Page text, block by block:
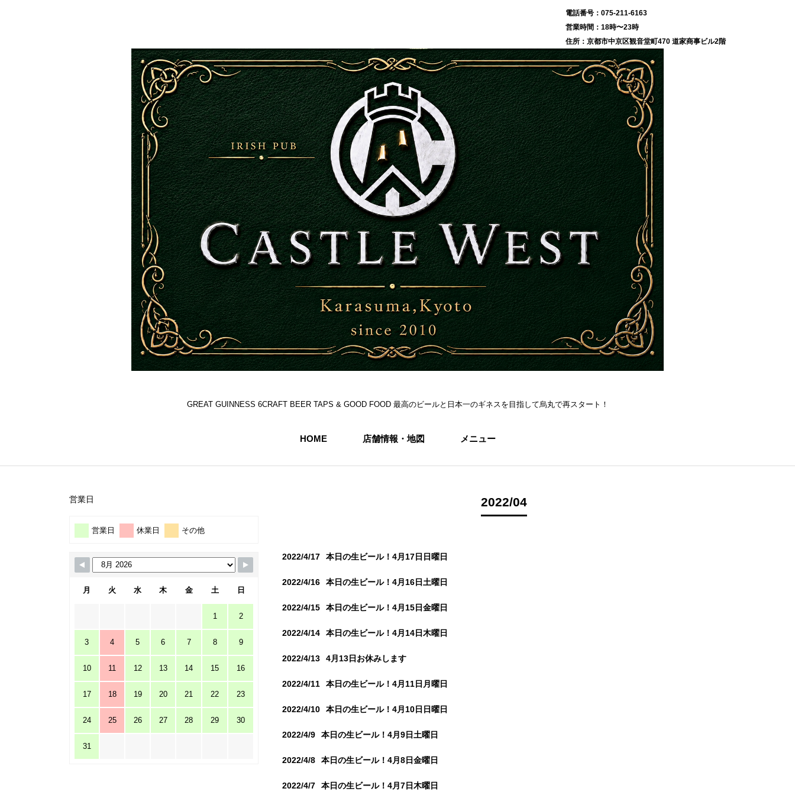
075-211-6163
18時〜23時
京都市中京区観音堂町470 道家商事ビル2階
GREAT GUINNESS 6CRAFT BEER TAPS & GOOD FOOD 最高のビールと日本一のギネスを目指して烏丸で再スタート！
HOME 店舗情報・地図 メニュー
2022/04
2022/4/17 本日の生ビール！4月17日日曜日
2022/4/16 本日の生ビール！4月16日土曜日
2022/4/15 本日の生ビール！4月15日金曜日
2022/4/14 本日の生ビール！4月14日木曜日
2022/4/13 4月13日お休みします
2022/4/11 本日の生ビール！4月11日月曜日
2022/4/10 本日の生ビール！4月10日日曜日
2022/4/9 本日の生ビール！4月9日土曜日
2022/4/8 本日の生ビール！4月8日金曜日
2022/4/7 本日の生ビール！4月7日木曜日
営業日
営業日 休業日 その他
月 火 水 木 金 土 日
1 2
3 4 5 6 7 8 9
10 11 12 13 14 15 16
17 18 19 20 21 22 23
24 25 26 27 28 29 30
31